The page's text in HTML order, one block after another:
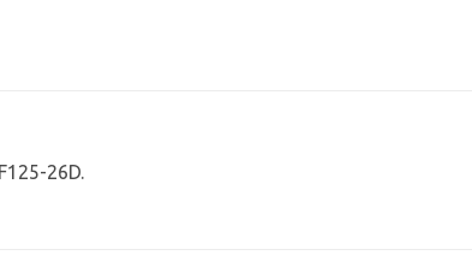
26D.